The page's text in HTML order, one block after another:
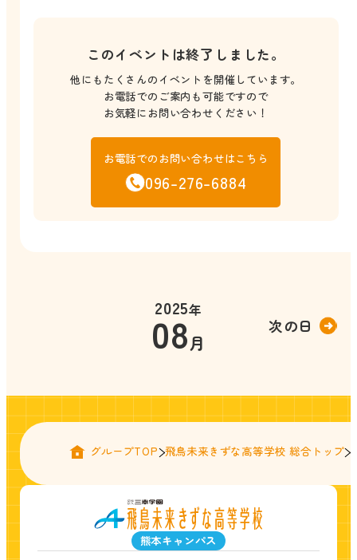
このイベントは終了しました。
他にもたくさんのイベントを開催しています。
お電話でのご案内も可能ですので
お気軽にお問い合わせください！
お電話でのお問い合わせはこちら
096-276-6884
2025年
08月
次の日
グループTOP 飛鳥未来きずな高等学校 総合トップ
熊本キャンパス